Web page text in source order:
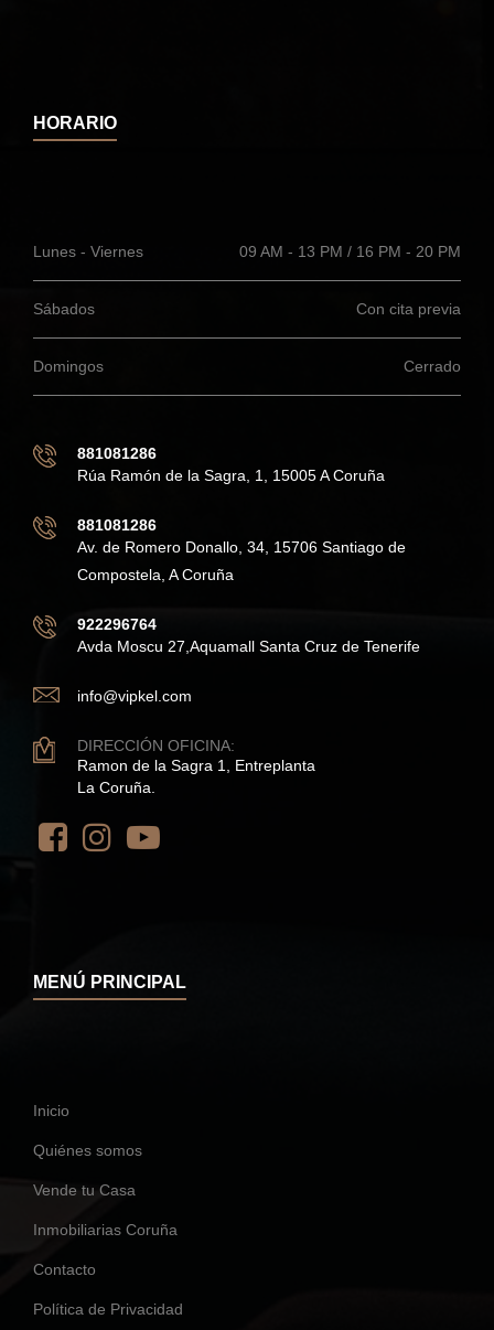
HORARIO
Lunes - Viernes 09 AM - 13 PM / 16 PM - 20 PM
Sábados Con cita previa
Domingos Cerrado
881081286
Rúa Ramón de la Sagra, 1, 15005 A Coruña
881081286
Av. de Romero Donallo, 34, 15706 Santiago de
Compostela, A Coruña
922296764
Avda Moscu 27,Aquamall Santa Cruz de Tenerife
info@vipkel.com
DIRECCIÓN OFICINA:
Ramon de la Sagra 1, Entreplanta
La Coruña.
MENÚ PRINCIPAL
Inicio
Quiénes somos
Vende tu Casa
Inmobiliarias Coruña
Contacto
Política de Privacidad